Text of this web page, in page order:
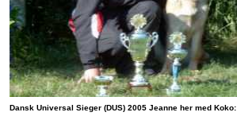
Dansk Universal Sieger (DUS) 2005 Jeanne her med Koko: